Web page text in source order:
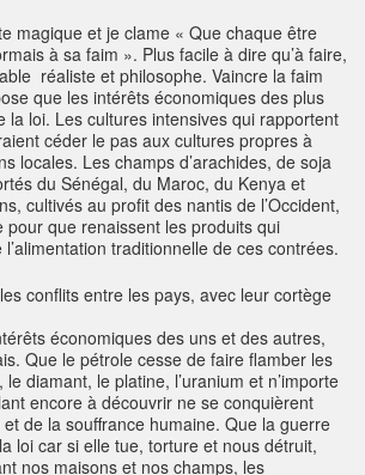
magique et je clame « Que chaque être
à sa faim ». Plus facile à dire qu’à faire,
réaliste et philosophe. Vaincre la faim
que les intérêts économiques des plus
la loi. Les cultures intensives qui rapportent
céder le pas aux cultures propres à
locales. Les champs d’arachides, de soja
du Sénégal, du Maroc, du Kenya et
cultivés au profit des nantis de l’Occident,
que renaissent les produits qui
traditionnelle de ces contrées.
conflits entre les pays, avec leur cortège
économiques des uns et des autres,
Que le pétrole cesse de faire flamber les
le diamant, le platine, l’uranium et n’importe
encore à découvrir ne se conquièrent
de la souffrance humaine. Que la guerre
loi car si elle tue, torture et nous détruit,
nos maisons et nos champs, les